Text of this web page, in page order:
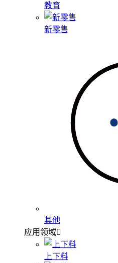
教育
新零售
其他
应用领域
上下料